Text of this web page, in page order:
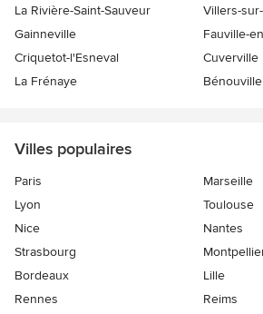
La Rivière-Saint-Sauveur
Villers-
Gainneville
Fauville-
Criquetot-l'Esneval
Cuverville
La Frénaye
Bénouville
Villes populaires
Paris
Marseille
Lyon
Toulouse
Nice
Nantes
Strasbourg
Bordeaux
Lille
Rennes
Reims